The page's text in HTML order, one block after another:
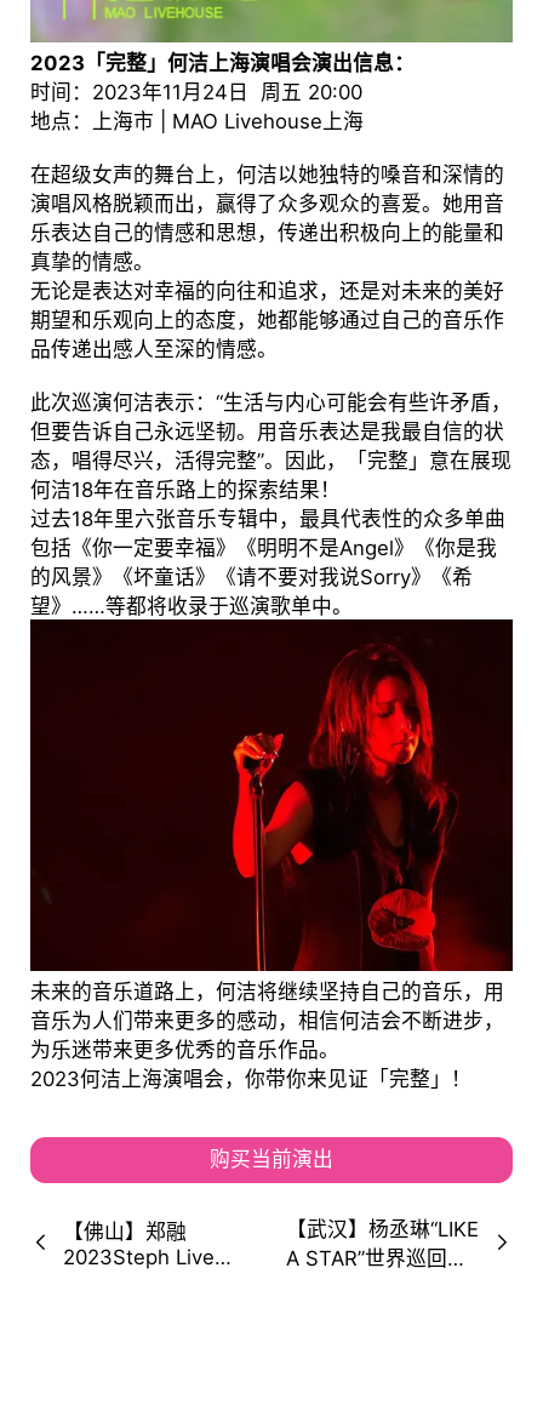
2023「完整」何洁上海演唱会演出信息：
时间：2023年11月24日 周五 20:00
地点：上海市 | MAO Livehouse上海
在超级女声的舞台上，何洁以她独特的嗓音和深情的
演唱风格脱颖而出，赢得了众多观众的喜爱。她用音
乐表达自己的情感和思想，传递出积极向上的能量和
真挚的情感。
无论是表达对幸福的向往和追求，还是对未来的美好
期望和乐观向上的态度，她都能够通过自己的音乐作
品传递出感人至深的情感。
此次巡演何洁表示：“生活与内心可能会有些许矛盾，
但要告诉自己永远坚韧。用音乐表达是我最自信的状
态，唱得尽兴，活得完整”。因此，「完整」意在展现
何洁18年在音乐路上的探索结果！
过去18年里六张音乐专辑中，最具代表性的众多单曲
包括《你一定要幸福》《明明不是Angel》《你是我
的风景》《坏童话》《请不要对我说Sorry》《希
望》……等都将收录于巡演歌单中。
未来的音乐道路上，何洁将继续坚持自己的音乐，用
音乐为人们带来更多的感动，相信何洁会不断进步，
为乐迷带来更多优秀的音乐作品。
2023何洁上海演唱会，你带你来见证「完整」！
购买当前演出
【佛山】郑融
2023Steph Live
【武汉】杨丞琳“LIKE
A STAR”世界巡回演